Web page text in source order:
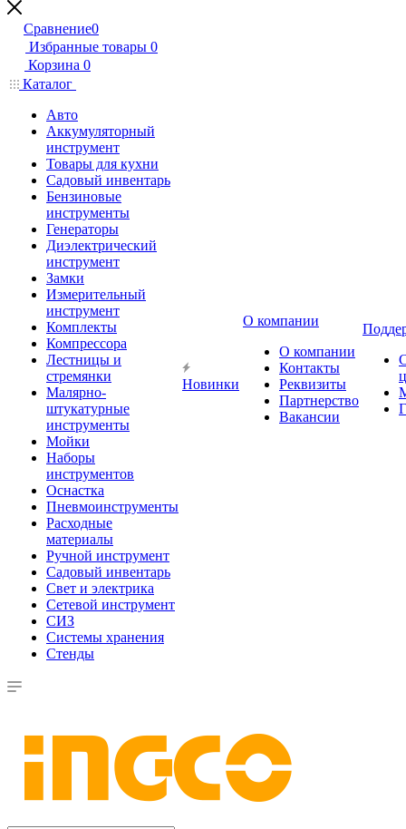
Сравнение0
Избранные товары 0
Корзина 0
Каталог
Авто
Аккумуляторный
инструмент
Товары для кухни
Садовый инвентарь
Бензиновые
инструменты
Генераторы
Диэлектрический
инструмент
Замки
Измерительный
инструмент
Комплекты
Компрессора
Лестницы и
стремянки
Малярно-
штукатурные
инструменты
Мойки
Наборы
инструментов
Оснастка
Пневмоинструменты
Расходные
материалы
Ручной инструмент
Садовый инвентарь
Свет и электрика
Сетевой инструмент
СИЗ
Системы хранения
Стенды
Новинки
О компании
О компании
Контакты
Реквизиты
Партнерство
Вакансии